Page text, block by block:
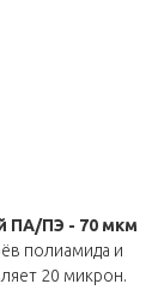
ПА/ПЭ - 70 мкм
полиамида и
20 микрон.